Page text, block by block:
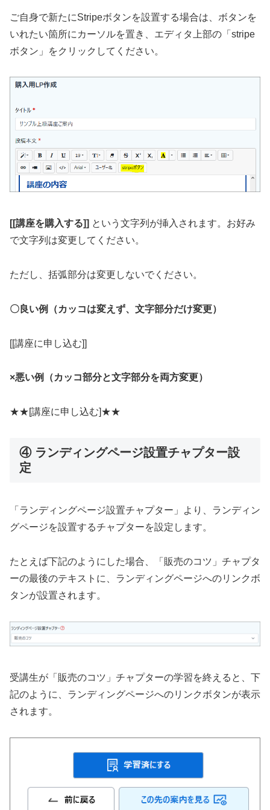
ご自身で新たにStripeボタンを設置する場合は、ボタンを
いれたい箇所にカーソルを置き、エディタ上部の「stripe
ボタン」をクリックしてください。
[[講座を購入する]] という文字列が挿入されます。お好み
で文字列は変更してください。
ただし、括弧部分は変更しないでください。
〇良い例（カッコは変えず、文字部分だけ変更）
[[講座に申し込む]]
×悪い例（カッコ部分と文字部分を両方変更）
★★[講座に申し込む]★★
④ ランディングページ設置チャプター設
定
「ランディングページ設置チャプター」より、ランディン
グページを設置するチャプターを設定します。
たとえば下記のようにした場合、「販売のコツ」チャプタ
ーの最後のテキストに、ランディングページへのリンクボ
タンが設置されます。
受講生が「販売のコツ」チャプターの学習を終えると、下
記のように、ランディングページへのリンクボタンが表示
されます。